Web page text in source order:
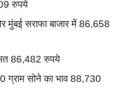
रुपये
मुंबई सराफा बाजार में 86,658
86,482 रुपये
ग्राम सोने का भाव 88,730